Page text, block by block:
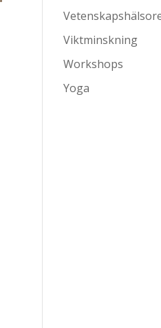
Viktminskning
Workshops
Yoga